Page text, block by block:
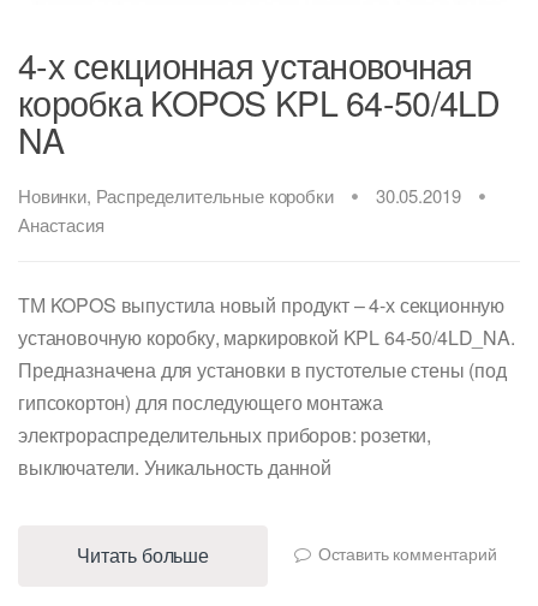
4-х секционная установочная
коробка KOPOS KPL 64-50/4LD
NA
Новинки, Распределительные коробки
30.05.2019
Анастасия
ТМ KOPOS выпустила новый продукт – 4-х секционную
установочную коробку, маркировкой KPL 64-50/4LD_NA.
Предназначена для установки в пустотелые стены (под
гипсокортон) для последующего монтажа
электрораспределительных приборов: розетки,
выключатели. Уникальность данной
Читать больше Оставить комментарий